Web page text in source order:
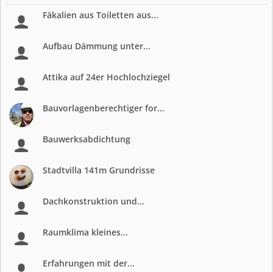
Fäkalien aus Toiletten aus...
Aufbau Dämmung unter...
Attika auf 24er Hochlochziegel
Bauvorlagenberechtiger for...
Bauwerksabdichtung
Stadtvilla 141m Grundrisse
Dachkonstruktion und...
Raumklima kleines...
Erfahrungen mit der...